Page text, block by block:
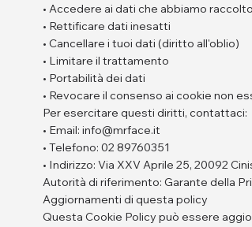
• Accedere ai dati che abbiamo
• Rettificare dati inesatti
• Cancellare i tuoi dati (diritto all'oblio)
• Limitare il trattamento
• Portabilità dei dati
• Revocare il consenso ai cookie non
Per esercitare questi diritti, contattaci:
• Email: info@mrface.it
• Telefono: 02 89760351
• Indirizzo: Via XXV Aprile 25, 20092
Autorità di riferimento: Garante della
Aggiornamenti di questa policy
Questa Cookie Policy può essere